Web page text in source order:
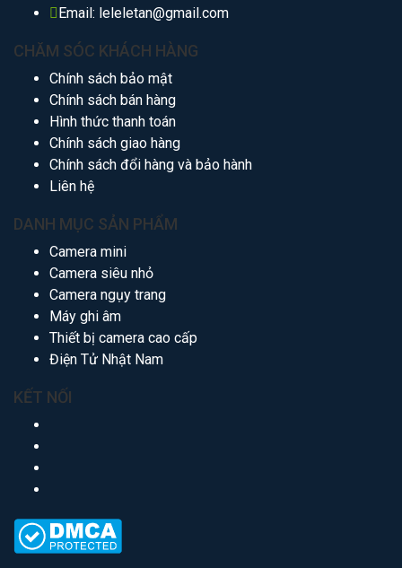
Email: leleletan@gmail.com
CHĂM SÓC KHÁCH HÀNG
Chính sách bảo mật
Chính sách bán hàng
Hình thức thanh toán
Chính sách giao hàng
Chính sách đổi hàng và bảo hành
Liên hệ
DANH MỤC SẢN PHẨM
Camera mini
Camera siêu nhỏ
Camera ngụy trang
Máy ghi âm
Thiết bị camera cao cấp
Điện Tử Nhật Nam
KẾT NỐI